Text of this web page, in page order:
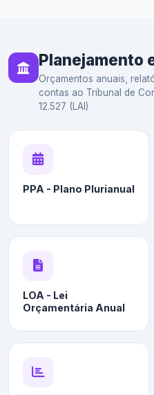
Planejamento
Orçamentos anuais,
contas ao Tribunal de
12.527 (LAI)
PPA - Plano Plurianual
LOA - Lei
Orçamentária Anual